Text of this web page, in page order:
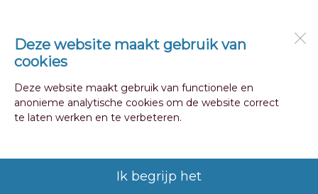
Deze website maakt gebruik van
cookies
Deze website maakt gebruik van functionele en
anonieme analytische cookies om de website correct
te laten werken en te verbeteren.
Ik begrijp het